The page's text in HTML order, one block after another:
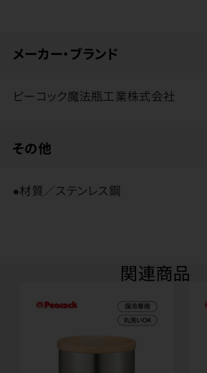
メーカー・ブランド
ピーコック魔法瓶工業株式会社
その他
●材質／ステンレス鋼
関連商品